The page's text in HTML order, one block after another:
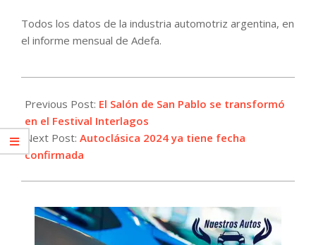
Todos los datos de la industria automotriz argentina, en
el informe mensual de Adefa.
07-
04
Previous Post: El Salón de San Pablo se transformó
en el Festival Interlagos
Next Post: Autoclásica 2024 ya tiene fecha
confirmada